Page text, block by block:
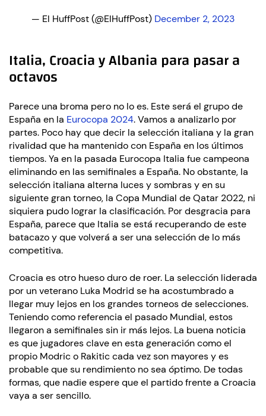
— El HuffPost (@ElHuffPost) December 2, 2023
Italia, Croacia y Albania para pasar a
octavos
Parece una broma pero no lo es. Este será el grupo de
España en la Eurocopa 2024. Vamos a analizarlo por
partes. Poco hay que decir la selección italiana y la gran
rivalidad que ha mantenido con España en los últimos
tiempos. Ya en la pasada Eurocopa Italia fue campeona
eliminando en las semifinales a España. No obstante, la
selección italiana alterna luces y sombras y en su
siguiente gran torneo, la Copa Mundial de Qatar 2022, ni
siquiera pudo lograr la clasificación. Por desgracia para
España, parece que Italia se está recuperando de este
batacazo y que volverá a ser una selección de lo más
competitiva.
Croacia es otro hueso duro de roer. La selección liderada
por un veterano Luka Modrid se ha acostumbrado a
llegar muy lejos en los grandes torneos de selecciones.
Teniendo como referencia el pasado Mundial, estos
llegaron a semifinales sin ir más lejos. La buena noticia
es que jugadores clave en esta generación como el
propio Modric o Rakitic cada vez son mayores y es
probable que su rendimiento no sea óptimo. De todas
formas, que nadie espere que el partido frente a Croacia
vaya a ser sencillo.